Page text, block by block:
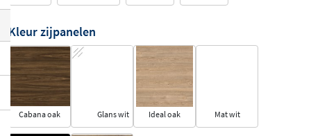
Kleur zijpanelen
Cabana oak Glans wit Ideal oak Mat wit